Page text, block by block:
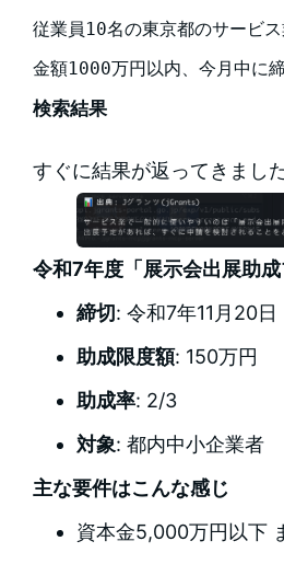
従業員10名の東京都のサービス
金額1000万円以内、今月中に
検索結果
すぐに結果が返ってきまし
令和7年度「展示会出展助成
締切: 令和7年11月20
助成限度額: 150万円
助成率: 2/3
対象: 都内中小企業者
主な要件はこんな感じ
資本金5,000万円以下